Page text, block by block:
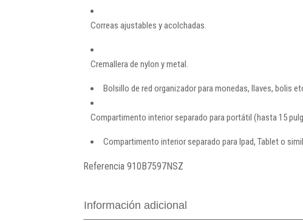
Correas ajustables y acolchadas.
Cremallera de nylon y metal.
Bolsillo de red organizador para monedas, llaves, bolis
Compartimento interior separado para portátil (hasta 15
Compartimento interior separado para Ipad, Tablet o
Referencia 910B7597NSZ
Información adicional